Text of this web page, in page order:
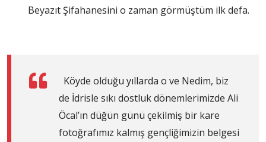
Beyazıt Şifahanesini o zaman görmüştüm ilk defa.
Köyde olduğu yıllarda o ve Nedim, biz
de İdrisle sıkı dostluk dönemlerimizde Ali
Öcal’ın düğün günü çekilmiş bir kare
fotoğrafımız kalmış gençliğimizin belgesi